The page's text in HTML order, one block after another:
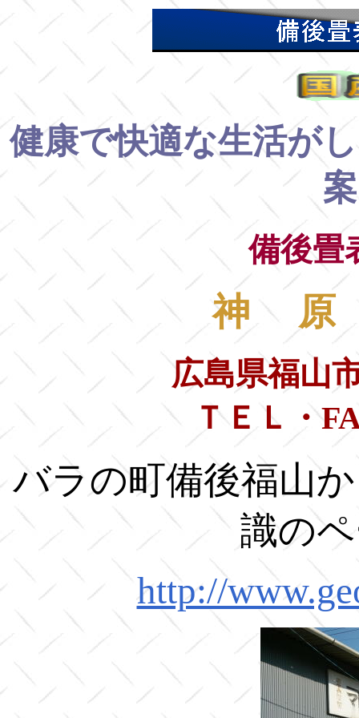
健康で快適な生活が
備後畳
神 原
広島県福山
ＴＥＬ・
バラの町備後福山
識の
http://